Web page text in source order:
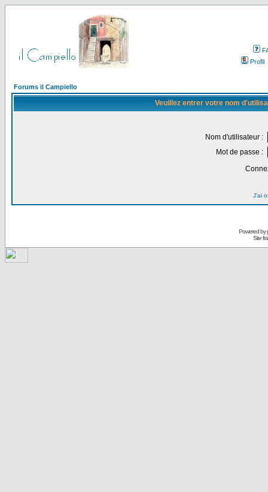
Profil
Forums il Campiello
Veuillez entrer votre nom
Nom d'utilisateur :
Mot de passe :
J'ai
Powered by
Site